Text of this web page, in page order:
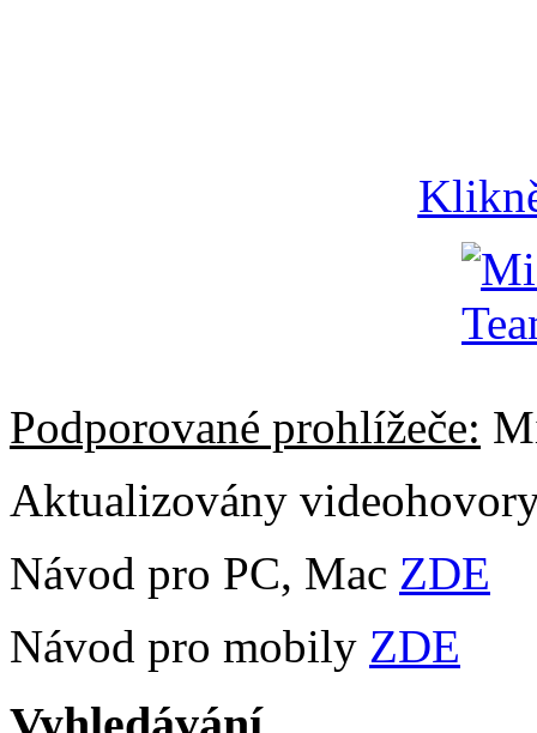
Podporované prohlížeče:
Aktualizovány
Návod pro PC, Mac ZDE
Návod pro mobily ZDE